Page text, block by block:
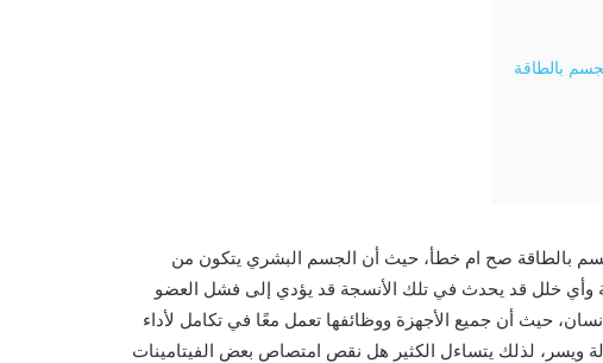
بالطاقة
بالطاقة صح ام خطأ، حيث أن الجسم البشري يتكون من
وأي خلل قد يحدث في تلك الأنسجة قد يؤدي إلى فشل العضو
حيث أن جميع الأجهزة ووظائفها تعمل معًا في تكامل لأداء
ويسر، لذلك يتساءل الكثير هل نقص امتصاص بعض الفيتامينات